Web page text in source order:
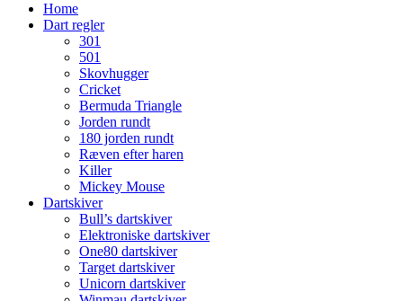
Home
Dart regler
301
501
Skovhugger
Cricket
Bermuda Triangle
Jorden rundt
180 jorden rundt
Ræven efter haren
Killer
Mickey Mouse
Dartskiver
Bull’s dartskiver
Elektroniske dartskiver
One80 dartskiver
Target dartskiver
Unicorn dartskiver